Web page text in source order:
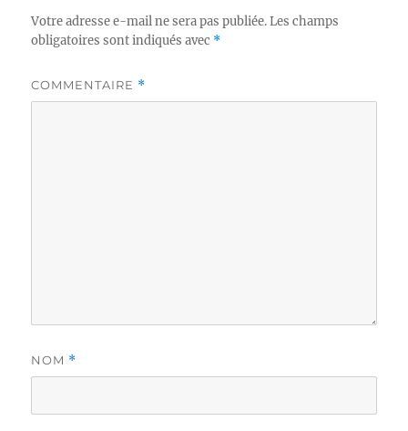
Votre adresse e-mail ne sera pas publiée. Les champs
obligatoires sont indiqués avec *
COMMENTAIRE *
NOM *